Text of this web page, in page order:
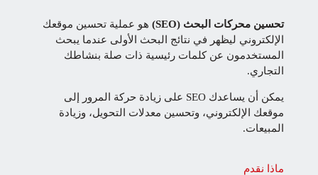
تحسين محركات البحث (SEO)
هو عملية تحسين موقعك
الإلكتروني ليظهر في نتائج البحث الأولى عندما يبحث
المستخدمون عن كلمات رئيسية ذات صلة بنشاطك
التجاري.
يمكن أن يساعدك SEO على زيادة حركة المرور إلى
موقعك الإلكتروني، وتحسين معدلات التحويل، وزيادة
المبيعات.
ماذا نقدم